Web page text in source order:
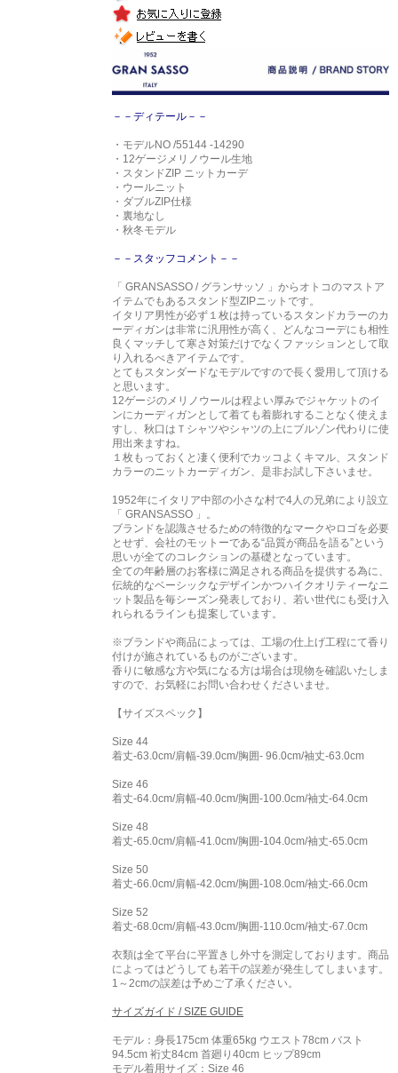
－－ディテール－－
・モデルNO /55144 -14290
・12ゲージメリノウール生地
・スタンドZIP ニットカーデ
・ウールニット
・ダブルZIP仕様
・裏地なし
・秋冬モデル
－－スタッフコメント－－
「 GRANSASSO / グランサッソ 」からオトコのマストア
イテムでもあるスタンド型ZIPニットです。
イタリア男性が必ず１枚は持っているスタンドカラーのカ
ーディガンは非常に汎用性が高く、どんなコーデにも相性
良くマッチして寒さ対策だけでなくファッションとして取
り入れるべきアイテムです。
とてもスタンダードなモデルですので長く愛用して頂ける
と思います。
12ゲージのメリノウールは程よい厚みでジャケットのイ
ンにカーディガンとして着ても着膨れすることなく使えま
すし、秋口はＴシャツやシャツの上にブルゾン代わりに使
用出来ますね。
１枚もっておくと凄く便利でカッコよくキマル、スタンド
カラーのニットカーディガン、是非お試し下さいませ。
1952年にイタリア中部の小さな村で4人の兄弟により設立
「 GRANSASSO 」。
ブランドを認識させるための特徴的なマークやロゴを必要
とせず、会社のモットーである“品質が商品を語る”という
思いが全てのコレクションの基礎となっています。
全ての年齢層のお客様に満足される商品を提供する為に、
伝統的なベーシックなデザインかつハイクオリティーなニ
ット製品を毎シーズン発表しており、若い世代にも受け入
れられるラインも提案しています。
※ブランドや商品によっては、工場の仕上げ工程にて香り
付けが施されているものがございます。
香りに敏感な方や気になる方は場合は現物を確認いたしま
すので、お気軽にお問い合わせくださいませ。
【サイズスペック】
Size 44
着丈-63.0cm/肩幅-39.0cm/胸囲- 96.0cm/袖丈-63.0cm
Size 46
着丈-64.0cm/肩幅-40.0cm/胸囲-100.0cm/袖丈-64.0cm
Size 48
着丈-65.0cm/肩幅-41.0cm/胸囲-104.0cm/袖丈-65.0cm
Size 50
着丈-66.0cm/肩幅-42.0cm/胸囲-108.0cm/袖丈-66.0cm
Size 52
着丈-68.0cm/肩幅-43.0cm/胸囲-110.0cm/袖丈-67.0cm
衣類は全て平台に平置きし外寸を測定しております。商品
によってはどうしても若干の誤差が発生してしまいます。
1～2cmの誤差は予めご了承ください。
サイズガイド / SIZE GUIDE
モデル：身長175cm 体重65kg ウエスト78cm バスト
94.5cm 裄丈84cm 首廻り40cm ヒップ89cm
モデル着用サイズ： Size 46